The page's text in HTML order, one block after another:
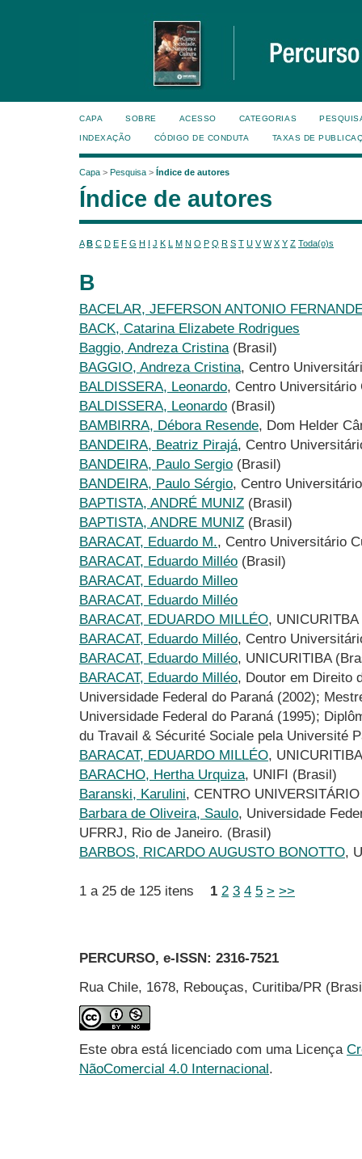
CAPA SOBRE ACESSO CATEGORIAS
INDEXAÇÃO CÓDIGO DE CONDUTA TAXAS DE
Capa > Pesquisa > Índice de autores
Índice de autores
A B C D E F G H I J K L M N O P Q R S T U V W X Y Z Toda(o)s
B
BACELAR, JEFERSON ANTONIO
BACK, Catarina Elizabete Rodrigues
Baggio, Andreza Cristina(Brasil)
BAGGIO, Andreza Cristina, Centro
BALDISSERA, Leonardo, Centro
BALDISSERA, Leonardo (Brasil)
BAMBIRRA, Débora Resende, Dom Helder
BANDEIRA, Beatriz Pirajá, Centro
BANDEIRA, Paulo Sergio (Brasil)
BANDEIRA, Paulo Sérgio, Centro
BAPTISTA, ANDRÉ MUNIZ (Brasil)
BAPTISTA, ANDRE MUNIZ (Brasil)
BARACAT, Eduardo M., Centro Universitário
BARACAT, Eduardo Milléo (Brasil)
BARACAT, Eduardo Milleo
BARACAT, Eduardo Milléo
BARACAT, EDUARDO MILLÉO,
BARACAT, Eduardo Milléo, Centro
BARACAT, Eduardo Milléo, UNICURITIBA
BARACAT, Eduardo Milléo, Doutor em Direito
Universidade Federal do Paraná (2002);
Universidade Federal do Paraná (1995);
du Travail & Sécurité Sociale pela Université
BARACAT, EDUARDO MILLÉO,
BARACHO, Hertha Urquiza, UNIFI (Brasil)
Baranski, Karulini, CENTRO
Barbara de Oliveira, Saulo, Universidade
UFRRJ, Rio de Janeiro. (Brasil)
BARBOS, RICARDO AUGUSTO BONOTTO,
1 a 25 de 125 itens 1 2 3 4 5 > >>
PERCURSO, e-ISSN: 2316-7521
Rua Chile, 1678, Rebouças, Curitiba/PR
Este obra está licenciado com uma Licença
NãoComercial 4.0 Internacional.